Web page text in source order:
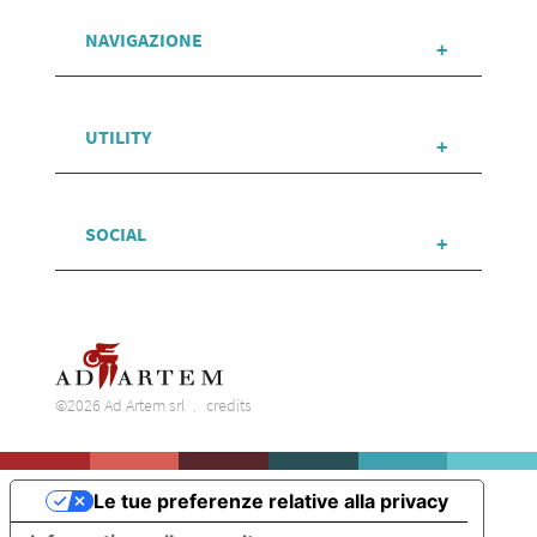
NAVIGAZIONE
UTILITY
SOCIAL
©2026 Ad Artem srl credits
Le tue preferenze relative alla privacy